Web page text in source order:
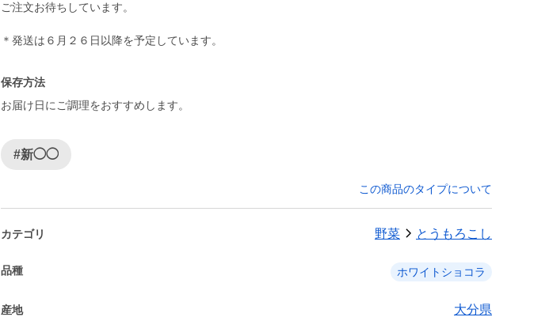
ご注文お待ちしています。
＊発送は６月２６日以降を予定しています。
保存方法
お届け日にご調理をおすすめします。
#新◯◯
この商品のタイプについて
カテゴリ 野菜 とうもろこし
品種 ホワイトショコラ
産地 大分県